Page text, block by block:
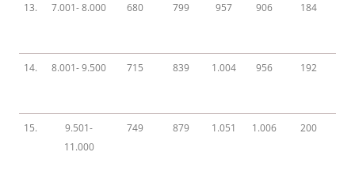
13. 7.001- 8.000 680 799 957 906 184
14. 8.001- 9.500 715 839 1.004 956 192
15.
9.501-
11.000
749 879 1.051 1.006 200